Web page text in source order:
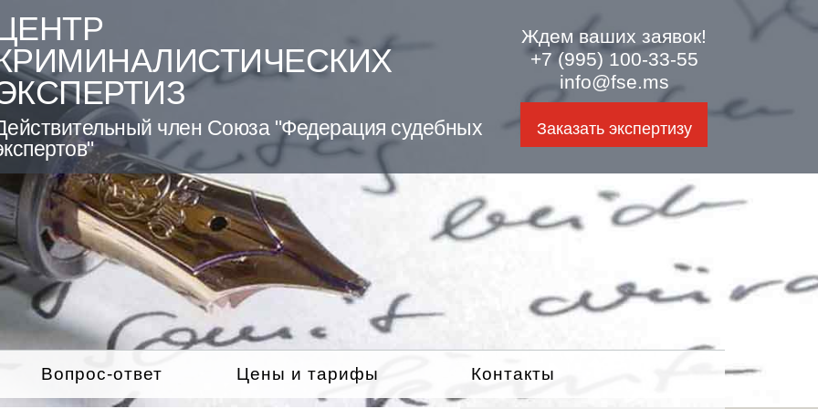
член Союза "Федерация судебных
Ждем ваших заявок!
+7 (995) 100-33-55
info@fse.ms
Заказать экспертизу
Вопрос-ответ Цены и тарифы Контакты